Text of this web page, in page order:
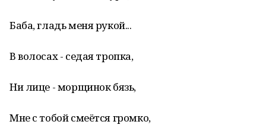
Баба, гладь меня рукой...
В волосах - седая тропка,
Ни лице - морщинок бязь,
Мне с тобой смеётся громко,